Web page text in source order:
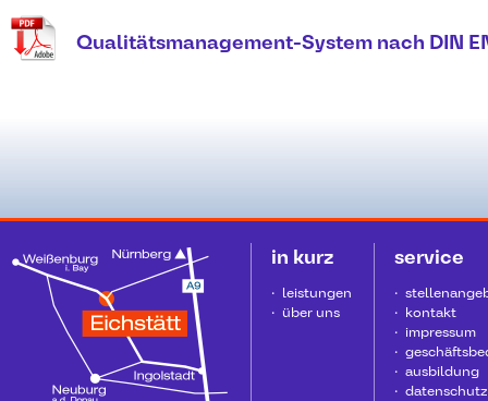
Qualitätsmanagement-System nach DIN
in kurz
leistungen
über uns
service
kontakt
impressum
ausbildung